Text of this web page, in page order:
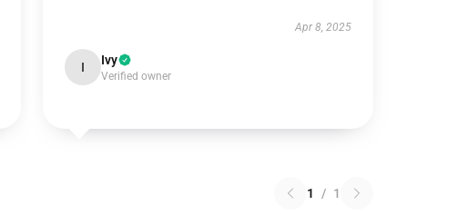
Apr 8, 2025
I Ivy
Verified owner
1 / 1